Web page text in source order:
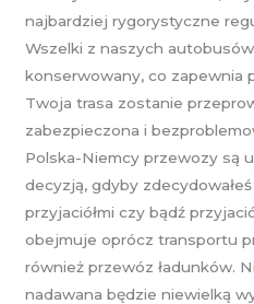
najbardziej rygorystyczne
Wszelki z naszych
konserwowany, co zapewnia
Twoja trasa zostanie
zabezpieczona i
Polska-Niemcy przewozy są
decyzją, gdyby
przyjaciółmi czy bądź
obejmuje oprócz transportu
również przewóz ładunków.
nadawana będzie niewielką